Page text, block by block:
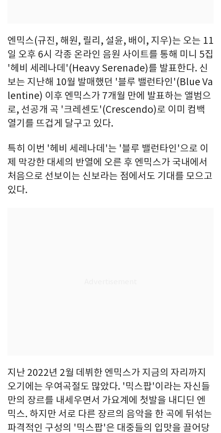
엔믹스(규진, 해원, 릴리, 설윤, 배이, 지우)는 오는 11
일 오후 6시 각종 온라인 음원 사이트를 통해 미니 5집
'헤비 세레나데'(Heavy Serenade)를 발표한다. 신
보는 지난해 10월 발매했던 '블루 밸런타인'(Blue Va
lentine) 이후 엔믹스가 7개월 만에 발표하는 앨범으
로, 선공개 곡 '크레센도'(Crescendo)로 이미 컴백
열기를 뜨겁게 달구고 있다.
특히 이번 '헤비 세레나데'는 '블루 밸런타인'으로 이
제 막강한 대세의 반열에 오른 후 엔믹스가 국내에서
처음으로 선보이는 신보라는 점에서도 기대를 모으고
있다.
지난 2022년 2월 데뷔한 엔믹스가 지금의 자리까지
오기에는 우여곡절도 많았다. '믹스팝'이라는 자신들
만의 장르를 내세우면서 가요계에 첫발을 내디딘 엔
믹스. 하지만 서로 다른 장르의 음악을 한 곡에 뒤섞는
파격적인 구성의 '믹스팝'은 대중들의 입맛을 끌어당